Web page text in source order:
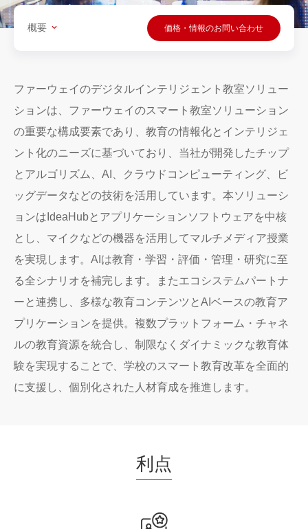
概要 価格・情報のお問い合わせ
ファーウェイのデジタルインテリジェント教室ソリュー
ションは、ファーウェイのスマート教室ソリューション
の重要な構成要素であり、教育の情報化とインテリジェ
ント化のニーズに基づいており、当社が開発したチップ
とアルゴリズム、AI、クラウドコンピューティング、ビ
ッグデータなどの技術を活用しています。本ソリューシ
ョンはIdeaHubとアプリケーションソフトウェアを中核
とし、マイクなどの機器を活用してマルチメディア授業
を実現します。AIは教育・学習・評価・管理・研究に至
る全シナリオを補完します。またエコシステムパートナ
ーと連携し、多様な教育コンテンツとAIベースの教育ア
プリケーションを提供。複数プラットフォーム・チャネ
ルの教育資源を統合し、制限なくダイナミックな教育体
験を実現することで、学校のスマート教育改革を全面的
に支援し、個別化された人材育成を推進します。
利点